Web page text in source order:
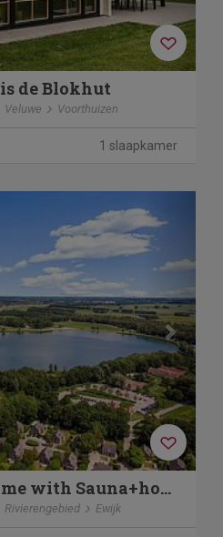
de Blokhut
Veluwe Voorthuizen
1 slaapkamer
Vacation home with Sauna+hottub in nature
Rivierengebied Ewijk